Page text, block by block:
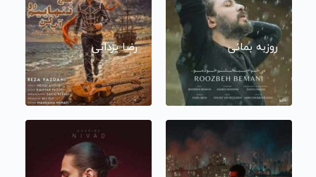
روزبه بمانی رضا یزدانی